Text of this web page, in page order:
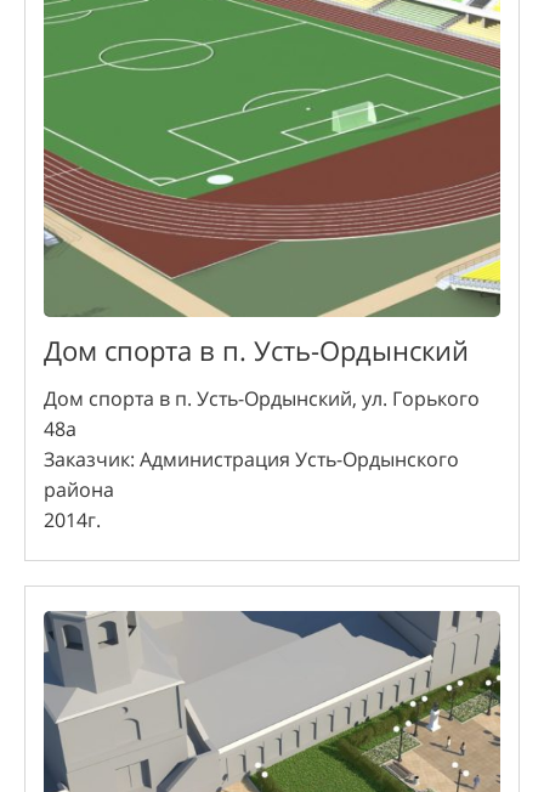
Дом спорта в п. Усть-Ордынский
Дом спорта в п. Усть-Ордынский, ул. Горького
48а
Заказчик: Администрация Усть-Ордынского
района
2014г.